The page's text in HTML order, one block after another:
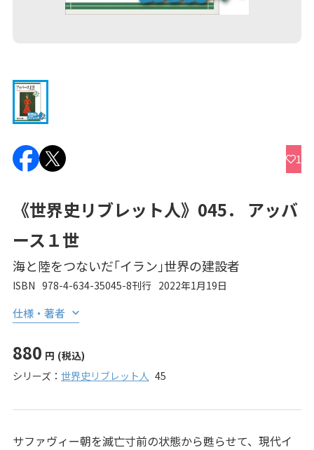
1
《世界史リブレット人》045． アッバ
ース１世
海と陸をつないだ｢イラン｣世界の建設者
ISBN 978-4-634-35045-8刊行 2022年1月19日
仕様・著者
880 円 (税込)
シリーズ： 世界史リブレット人 45
サファヴィー朝を滅亡寸前の状態から甦らせて、現代イ